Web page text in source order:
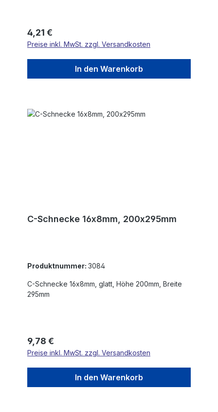
Regulärer Preis:
4,21 €
Preise inkl. MwSt. zzgl. Versandkosten
In den Warenkorb
C-Schnecke 16x8mm, 200x295mm
Produktnummer: 3084
C-Schnecke 16x8mm, glatt, Höhe 200mm, Breite
295mm
Regulärer Preis:
9,78 €
Preise inkl. MwSt. zzgl. Versandkosten
In den Warenkorb